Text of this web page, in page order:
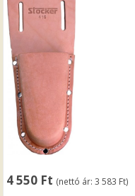
4 550 Ft (nettó ár:3 583 Ft)